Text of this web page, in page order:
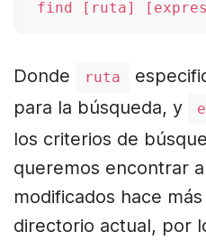
Donde ruta
para la búsqueda, y
los criterios de
queremos encontrar
modificados hace
directorio actual, por